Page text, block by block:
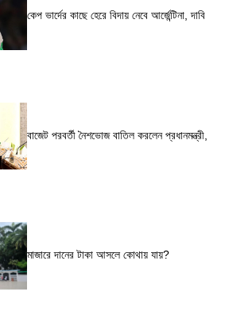
কেপ ভার্দের কাছে হেরে বিদায় নেবে আর্জেন্টিনা, দাবি
বাজেট পরবর্তী নৈশভোজ বাতিল করলেন প্রধানমন্ত্রী,
মাজারে দানের টাকা আসলে কোথায় যায়?